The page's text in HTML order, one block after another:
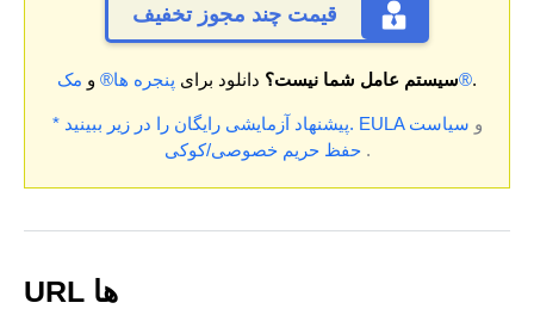
قیمت چند مجوز تخفیف
سیستم عامل شما نیست؟ دانلود برای پنجره ها® و مک®.
* پیشنهاد آزمایشی رایگان را در زیر ببینید. EULA و سیاست
حفظ حریم خصوصی/کوکی.
URL ها